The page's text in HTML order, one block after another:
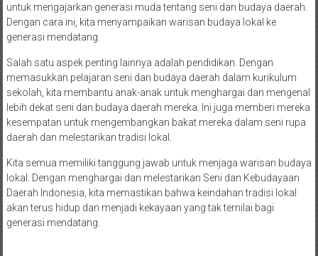
untuk mengajarkan generasi muda tentang seni dan budaya daerah.
Dengan cara ini, kita menyampaikan warisan budaya lokal ke
generasi mendatang.
Salah satu aspek penting lainnya adalah pendidikan. Dengan
memasukkan pelajaran seni dan budaya daerah dalam kurikulum
sekolah, kita membantu anak-anak untuk menghargai dan mengenal
lebih dekat seni dan budaya daerah mereka. Ini juga memberi mereka
kesempatan untuk mengembangkan bakat mereka dalam seni rupa
daerah dan melestarikan tradisi lokal.
Kita semua memiliki tanggung jawab untuk menjaga warisan budaya
lokal. Dengan menghargai dan melestarikan Seni dan Kebudayaan
Daerah Indonesia, kita memastikan bahwa keindahan tradisi lokal
akan terus hidup dan menjadi kekayaan yang tak ternilai bagi
generasi mendatang.